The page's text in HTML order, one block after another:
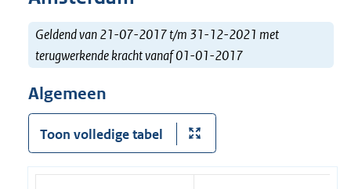
Geldend van 21-07-2017 t/m 31-12-2021 met
terugwerkende kracht vanaf 01-01-2017
Algemeen
Toon volledige tabel